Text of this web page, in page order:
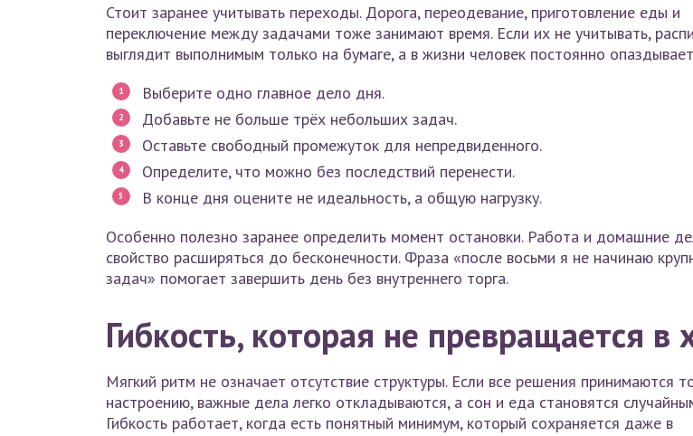
Стоит заранее учитывать переходы. Дорога, переодевание, приготовление еды и
переключение между задачами тоже занимают время. Если их не учитывать,
выглядит выполнимым только на бумаге, а в жизни человек постоянно
Выберите одно главное дело дня.
Добавьте не больше трёх небольших задач.
Оставьте свободный промежуток для непредвиденного.
Определите, что можно без последствий перенести.
В конце дня оцените не идеальность, а общую нагрузку.
Особенно полезно заранее определить момент остановки. Работа и домашние
свойство расширяться до бесконечности. Фраза «после восьми я не начинаю
задач» помогает завершить день без внутреннего торга.
Гибкость, которая не превращается в
Мягкий ритм не означает отсутствие структуры. Если все решения принимаются
настроению, важные дела легко откладываются, а сон и еда становятся
Гибкость работает, когда есть понятный минимум, который сохраняется даже в